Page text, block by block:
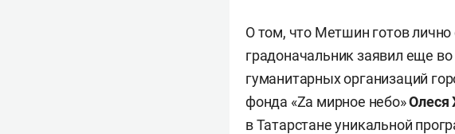
О том, что Метшин готов
градоначальник заявил еще
гуманитарных организаций
фонда «Zа мирное небо»Олеся
в Татарстане уникальной